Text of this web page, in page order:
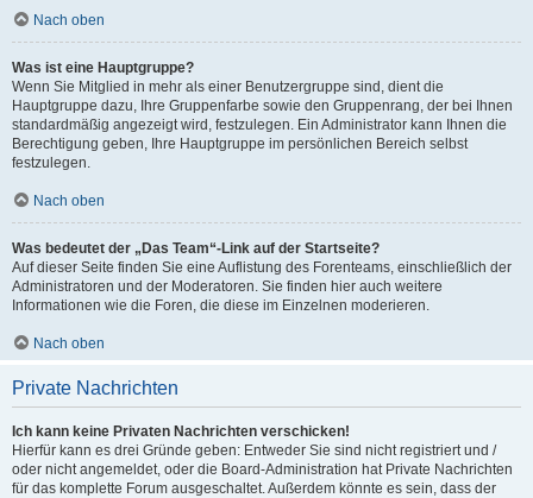
Nach oben
Was ist eine Hauptgruppe?
Wenn Sie Mitglied in mehr als einer Benutzergruppe sind, dient die
Hauptgruppe dazu, Ihre Gruppenfarbe sowie den Gruppenrang, der bei Ihnen
standardmäßig angezeigt wird, festzulegen. Ein Administrator kann Ihnen die
Berechtigung geben, Ihre Hauptgruppe im persönlichen Bereich selbst
festzulegen.
Nach oben
Was bedeutet der „Das Team“-Link auf der Startseite?
Auf dieser Seite finden Sie eine Auflistung des Forenteams, einschließlich der
Administratoren und der Moderatoren. Sie finden hier auch weitere
Informationen wie die Foren, die diese im Einzelnen moderieren.
Nach oben
Private Nachrichten
Ich kann keine Privaten Nachrichten verschicken!
Hierfür kann es drei Gründe geben: Entweder Sie sind nicht registriert und /
oder nicht angemeldet, oder die Board-Administration hat Private Nachrichten
für das komplette Forum ausgeschaltet. Außerdem könnte es sein, dass der